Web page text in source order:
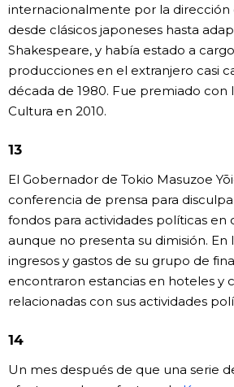
internacionalmente por la dirección
desde clásicos japoneses hasta
Shakespeare, y había estado a
producciones en el extranjero casi
década de 1980. Fue premiado con
Cultura en 2010.
13
El Gobernador de Tokio Masuzoe
conferencia de prensa para
fondos para actividades políticas en
aunque no presenta su dimisión. En
ingresos y gastos de su grupo de
encontraron estancias en hoteles y
relacionadas con sus actividades
14
Un mes después de que una serie